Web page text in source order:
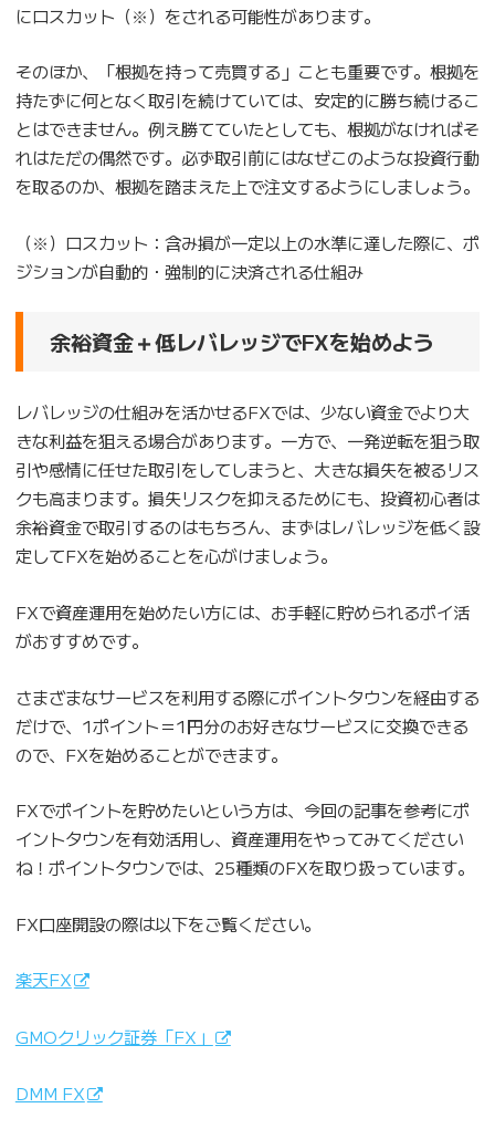
にロスカット（※）をされる可能性があります。
そのほか、「根拠を持って売買する」ことも重要です。根拠を
持たずに何となく取引を続けていては、安定的に勝ち続けるこ
とはできません。例え勝てていたとしても、根拠がなければそ
れはただの偶然です。必ず取引前にはなぜこのような投資行動
を取るのか、根拠を踏まえた上で注文するようにしましょう。
（※）ロスカット：含み損が一定以上の水準に達した際に、ポ
ジションが自動的・強制的に決済される仕組み
余裕資金＋低レバレッジでFXを始めよう
レバレッジの仕組みを活かせるFXでは、少ない資金でより大
きな利益を狙える場合があります。一方で、一発逆転を狙う取
引や感情に任せた取引をしてしまうと、大きな損失を被るリス
クも高まります。損失リスクを抑えるためにも、投資初心者は
余裕資金で取引するのはもちろん、まずはレバレッジを低く設
定してFXを始めることを心がけましょう。
FXで資産運用を始めたい方には、お手軽に貯められるポイ活
がおすすめです。
さまざまなサービスを利用する際にポイントタウンを経由する
だけで、1ポイント＝1円分のお好きなサービスに交換できる
ので、FXを始めることができます。
FXでポイントを貯めたいという方は、今回の記事を参考にポ
イントタウンを有効活用し、資産運用をやってみてください
ね！ポイントタウンでは、25種類のFXを取り扱っています。
FX口座開設の際は以下をご覧ください。
楽天FX
GMOクリック証券「FX」
DMM FX